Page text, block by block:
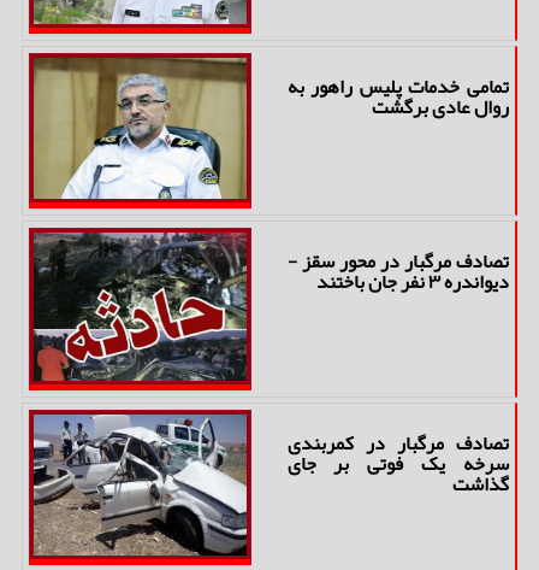
تمامی خدمات پلیس راهور به
روال عادی برگشت
تصادف مرگبار در محور سقز -
دیواندره ۳ نفر جان باختند
تصادف مرگبار در کمربندی
سرخه یک فوتی بر جای
گذاشت